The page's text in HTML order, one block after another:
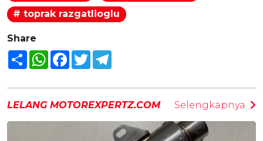
# toprak razgatlioglu
Share
Share WhatsAppFacebook
Twitter
LELANG MOTOREXPERTZ.COM Selengkapnya